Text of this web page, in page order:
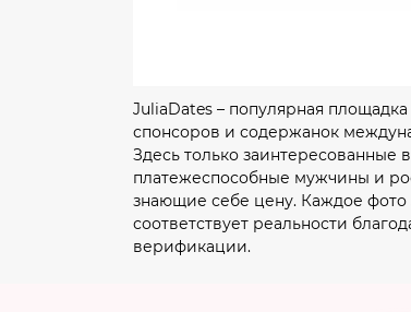
JuliaDates – популярная площадка
спонсоров и содержанок
Здесь только заинтересованные
платежеспособные мужчины и
знающие себе цену. Каждое фото
соответствует реальности
верификации.